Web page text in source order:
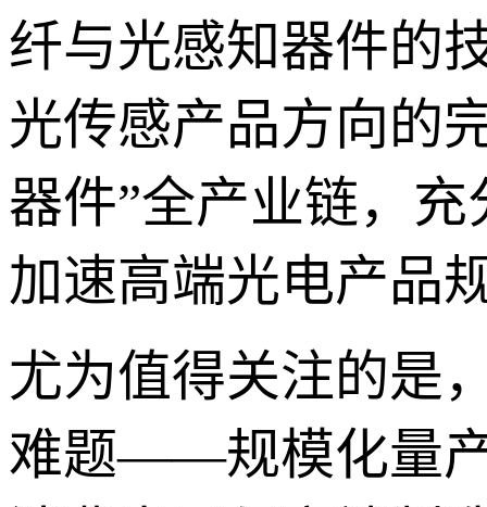
纤与光感知器件的
光传感产品方向的
器件”全产业链，
加速高端光电产品
尤为值得关注的是
难题——规模化量